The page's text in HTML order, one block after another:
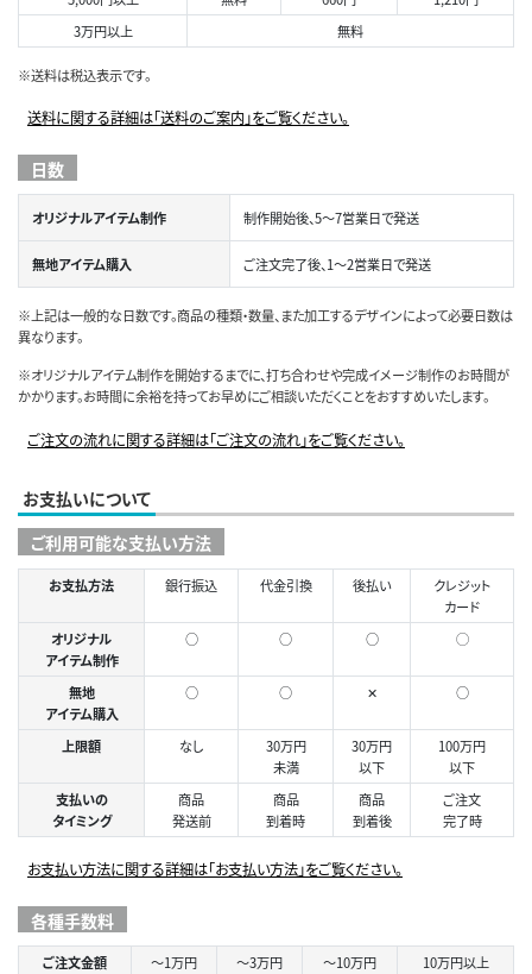
3万円以上
無料
※送料は税込表示です。
送料に関する詳細は「送料のご案内」をご覧ください。
日数
オリジナルアイテム制作 制作開始後、5～7営業日で発送
無地アイテム購入 ご注文完了後、1～2営業日で発送
※上記は一般的な日数です。商品の種類・数量、また加工するデザインによって必要日数は
異なります。
※オリジナルアイテム制作を開始するまでに、打ち合わせや完成イメージ制作のお時間が
かかります。お時間に余裕を持ってお早めにご相談いただくことをおすすめいたします。
ご注文の流れに関する詳細は「ご注文の流れ」をご覧ください。
お支払いについて
ご利用可能な支払い方法
お支払方法 銀行振込 代金引換 後払い
クレジット
カード
オリジナル
アイテム制作
○ ○ ○ ◯
無地
アイテム購入
○ ○ ✕ ○
上限額 なし
30万円
未満
30万円
以下
100万円
以下
支払いの
タイミング
商品
発送前
商品
到着時
商品
到着後
ご注文
完了時
お支払い方法に関する詳細は「お支払い方法」をご覧ください。
各種手数料
ご注文金額 ～1万円 ～3万円 ～10万円
10万円以上